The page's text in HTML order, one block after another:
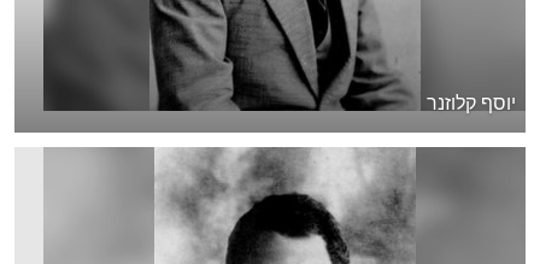
יוסף קלוזנר